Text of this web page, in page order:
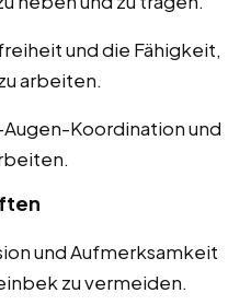
und die Fähigkeit,
arbeiten.
Koordination und
und Aufmerksamkeit
zu vermeiden.